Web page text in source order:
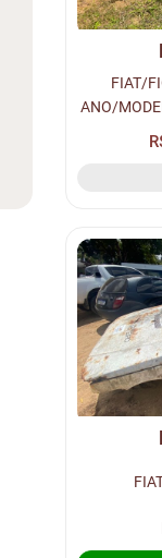
FIAT/
ANO/
A